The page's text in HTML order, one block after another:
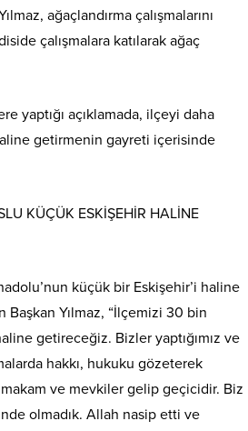
ağaçlandırma çalışmalarını
çalışmalara katılarak ağaç
yaptığı açıklamada, ilçeyi daha
getirmenin gayreti içerisinde
KÜÇÜK ESKİŞEHİR HALİNE
küçük bir Eskişehir’i haline
Yılmaz, “İlçemizi 30 bin
getireceğiz. Bizler yaptığımız ve
hakkı, hukuku gözeterek
ve mevkiler gelip geçicidir. Biz
olmadık. Allah nasip etti ve